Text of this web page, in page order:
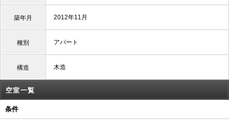
築年月 2012年11月
種別 アパート
構造 木造
空室一覧
条件